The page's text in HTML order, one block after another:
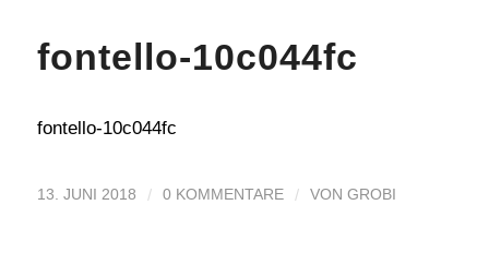
fontello-10c044fc
fontello-10c044fc
13. JUNI 2018 / 0 KOMMENTARE / VON GROBI